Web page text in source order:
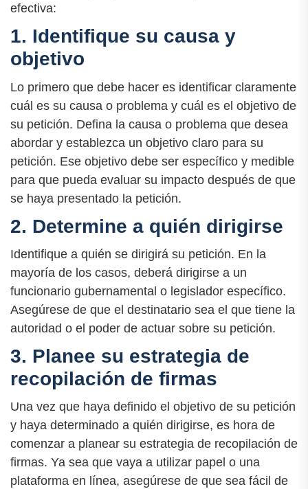
efectiva:
1. Identifique su causa y
objetivo
Lo primero que debe hacer es identificar claramente
cuál es su causa o problema y cuál es el objetivo de
su petición. Defina la causa o problema que desea
abordar y establezca un objetivo claro para su
petición. Ese objetivo debe ser específico y medible
para que pueda evaluar su impacto después de que
se haya presentado la petición.
2. Determine a quién dirigirse
Identifique a quién se dirigirá su petición. En la
mayoría de los casos, deberá dirigirse a un
funcionario gubernamental o legislador específico.
Asegúrese de que el destinatario sea el que tiene la
autoridad o el poder de actuar sobre su petición.
3. Planee su estrategia de
recopilación de firmas
Una vez que haya definido el objetivo de su petición
y haya determinado a quién dirigirse, es hora de
comenzar a planear su estrategia de recopilación de
firmas. Ya sea que vaya a utilizar papel o una
plataforma en línea, asegúrese de que sea fácil de